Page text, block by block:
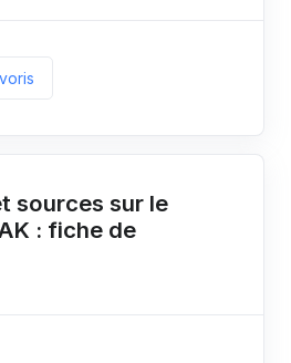
sources sur le
: fiche de